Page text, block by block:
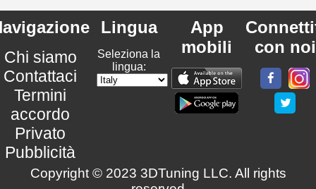
Chi siamo
Contattaci
Termini
accordo
Privato
Pubblicità
Lingua
Seleziona la
lingua:
App
mobili
con noi
Copyright © 2023 3DTuning LLC. All rights